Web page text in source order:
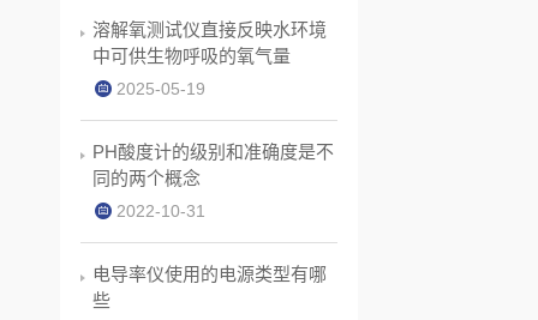
溶解氧测试仪直接反映水环境
中可供生物呼吸的氧气量
2025-05-19
PH酸度计的级别和准确度是不
同的两个概念
2022-10-31
电导率仪使用的电源类型有哪
些